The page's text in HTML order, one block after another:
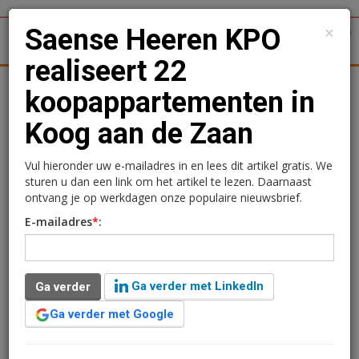
Logistiek
Saense Heeren KPO
realiseert 22
koopappartementen in
Koog aan de Zaan
Redactie
30 mei 2024 om 08:33
2 jaar geleden aangepast
1 minuut leestijd
Saense Heeren KPO, een samenwerking tussen Saense
×
Saense Heeren KPO
realiseert 22
koopappartementen in
Koog aan de Zaan
Vul hieronder uw e-mailadres in en lees dit artikel gratis. We
sturen u dan een link om het artikel te lezen. Daarnaast
ontvang je op werkdagen onze populaire nieuwsbrief.
E-mailadres*:
Ga verder
Ga verder met LinkedIn
Ga verder met Google